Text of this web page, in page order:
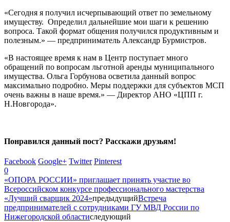
«Сегодня я получил исчерпывающий ответ по земельному
имуществу. Определил дальнейшие мои шаги к решению
вопроса. Такой формат общения получился продуктивным и
полезным.» — предприниматель Александр Бурмистров.
«В настоящее время к нам в Центр поступает много
обращений по вопросам льготной аренды муниципального
имущества. Ольга Горбунова осветила данный вопрос
максимально подробно. Меры поддержки для субъектов МСП
очень важны в наше время.» — Директор АНО «ЦПП г.
Н.Новгорода».
Понравился данный пост? Расскажи друзьям!
Facebook Google+ Twitter Pinterest
0
«ОПОРА РОССИИ» приглашает принять участие во
Всероссийском конкурсе профессионального мастерства
«Лучший сварщик 2024»предыдущийВстреча
предпринимателей с сотрудниками ГУ МВД России по
Нижегородской областиследующий